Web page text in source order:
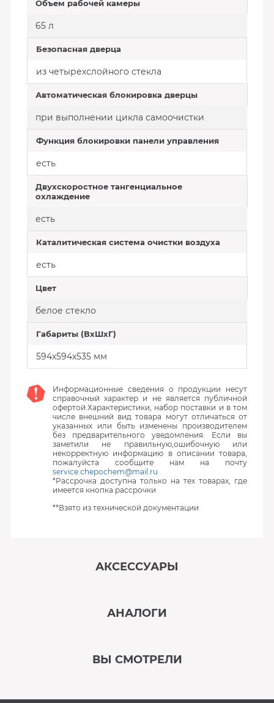
Объем рабочей камеры
65 л
Безопасная дверца
из четырехслойного стекла
Автоматическая блокировка дверцы
при выполнении цикла самоочистки
Функция блокировки панели управления
есть
Двухскоростное тангенциальное
охлаждение
есть
Каталитическая система очистки воздуха
есть
Цвет
белое стекло
Габариты (ВхШхГ)
594х594х535 мм
Информационные сведения о продукции несут
справочный характер и не является публичной
офертой.Характеристики, набор поставки и в том
числе внешний вид товара могут отличаться от
указанных или быть изменены производителем
без предварительного уведомления. Если вы
заметили не правильную,ошибочную или
некорректную информацию в описании товара,
пожалуйста сообщите нам на почту
service.chepochem@mail.ru
*Рассрочка доступна только на тех товарах, где
имеется кнопка рассрочки
**Взято из технической документации
АКСЕССУАРЫ
АНАЛОГИ
ВЫ СМОТРЕЛИ